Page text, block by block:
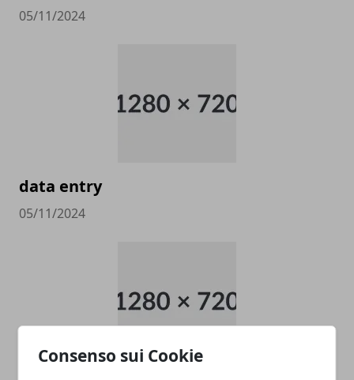
Consenso sui Cookie
05/11/2024
data entry
05/11/2024